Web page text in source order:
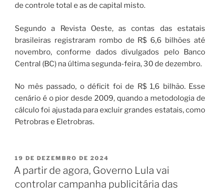
de controle total e as de capital misto.
Segundo a Revista Oeste, as contas das estatais
brasileiras registraram rombo de R$ 6,6 bilhões até
novembro, conforme dados divulgados pelo Banco
Central (BC) na última segunda-feira, 30 de dezembro.
No mês passado, o déficit foi de R$ 1,6 bilhão. Esse
cenário é o pior desde 2009, quando a metodologia de
cálculo foi ajustada para excluir grandes estatais, como
Petrobras e Eletrobras.
19 DE DEZEMBRO DE 2024
A partir de agora, Governo Lula vai
controlar campanha publicitária das